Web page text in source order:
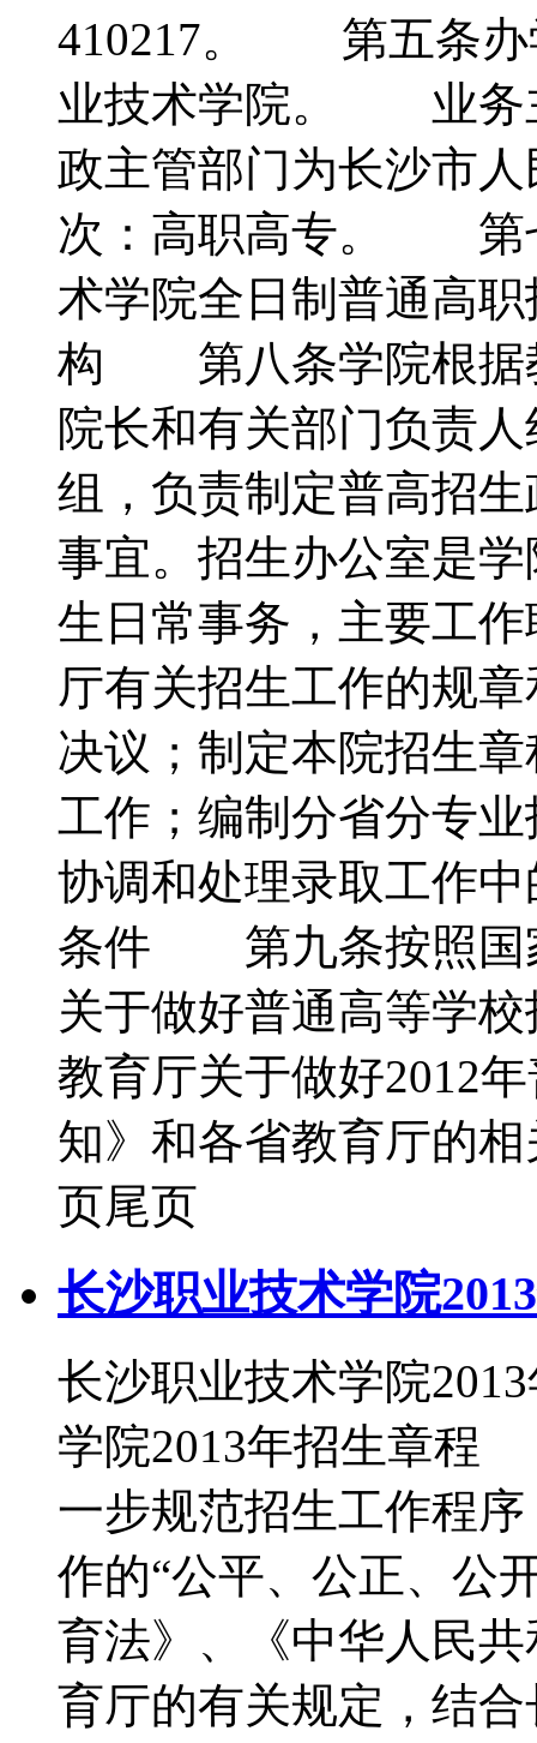
410217。 第五条办
业技术学院。 业务
政主管部门为长沙市
次：高职高专。 第
术学院全日制普通高
构 第八条学院根据
院长和有关部门负责
组，负责制定普高招
事宜。招生办公室是
生日常事务，主要工
厅有关招生工作的规
决议；制定本院招生
工作；编制分省分专
协调和处理录取工作
条件 第九条按照国
关于做好普通高等学
教育厅关于做好2012
知》和各省教育厅的
页尾页
长沙职业技术学院
长沙职业技术学院
学院2013年招生章
一步规范招生工作程
作的“公平、公正、公
育法》、《中华人民
育厅的有关规定，结